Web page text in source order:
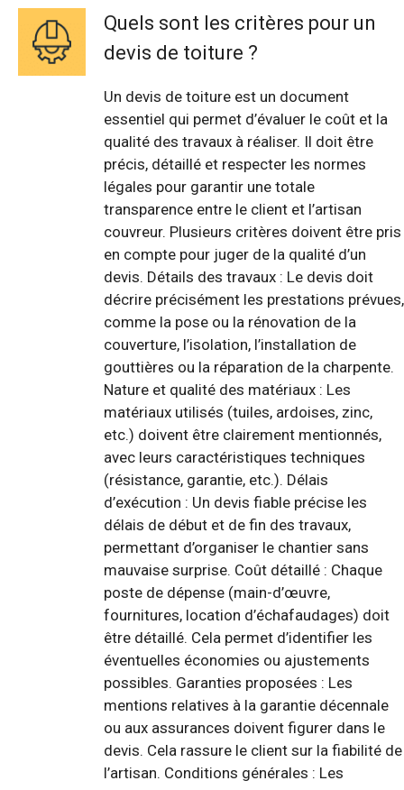
Quels sont les critères pour un
devis de toiture ?
Un devis de toiture est un document
essentiel qui permet d’évaluer le coût et la
qualité des travaux à réaliser. Il doit être
précis, détaillé et respecter les normes
légales pour garantir une totale
transparence entre le client et l’artisan
couvreur. Plusieurs critères doivent être pris
en compte pour juger de la qualité d’un
devis. Détails des travaux : Le devis doit
décrire précisément les prestations prévues,
comme la pose ou la rénovation de la
couverture, l’isolation, l’installation de
gouttières ou la réparation de la charpente.
Nature et qualité des matériaux : Les
matériaux utilisés (tuiles, ardoises, zinc,
etc.) doivent être clairement mentionnés,
avec leurs caractéristiques techniques
(résistance, garantie, etc.). Délais
d’exécution : Un devis fiable précise les
délais de début et de fin des travaux,
permettant d’organiser le chantier sans
mauvaise surprise. Coût détaillé : Chaque
poste de dépense (main-d’œuvre,
fournitures, location d’échafaudages) doit
être détaillé. Cela permet d’identifier les
éventuelles économies ou ajustements
possibles. Garanties proposées : Les
mentions relatives à la garantie décennale
ou aux assurances doivent figurer dans le
devis. Cela rassure le client sur la fiabilité de
l’artisan. Conditions générales : Les